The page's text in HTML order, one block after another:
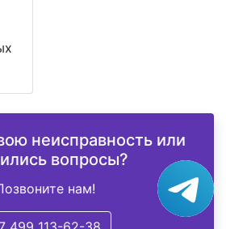
неисправность или
вопросы?
нам!